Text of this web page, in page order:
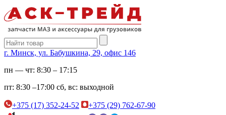
г. Минск, ул. Бабушкина, 29, офис 146
пн — чт: 8:30 – 17:15
пт: 8:30 –17:00 сб, вс: выходной
+375 (17) 352-24-52
+375 (29) 762-67-90